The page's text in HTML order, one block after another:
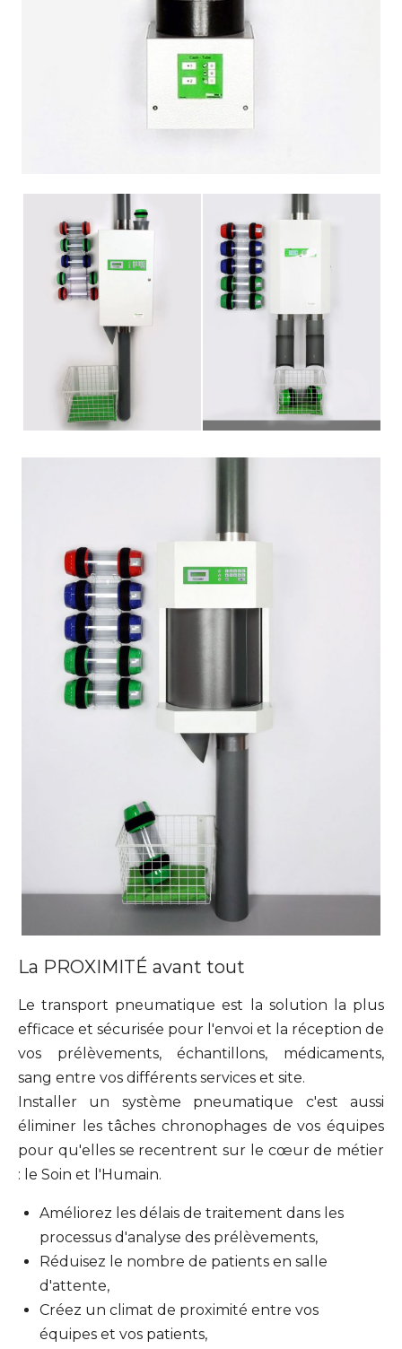
La PROXIMITÉ avant tout
Le transport pneumatique est la solution la plus
efficace et sécurisée pour l'envoi et la réception de
vos prélèvements, échantillons, médicaments,
sang entre vos différents services et site.
Installer un système pneumatique c'est aussi
éliminer les tâches chronophages de vos équipes
pour qu'elles se recentrent sur le cœur de métier
: le Soin et l'Humain.
Améliorez les délais de traitement dans les
processus d'analyse des prélèvements,
Réduisez le nombre de patients en salle
d'attente,
Créez un climat de proximité entre vos
équipes et vos patients,